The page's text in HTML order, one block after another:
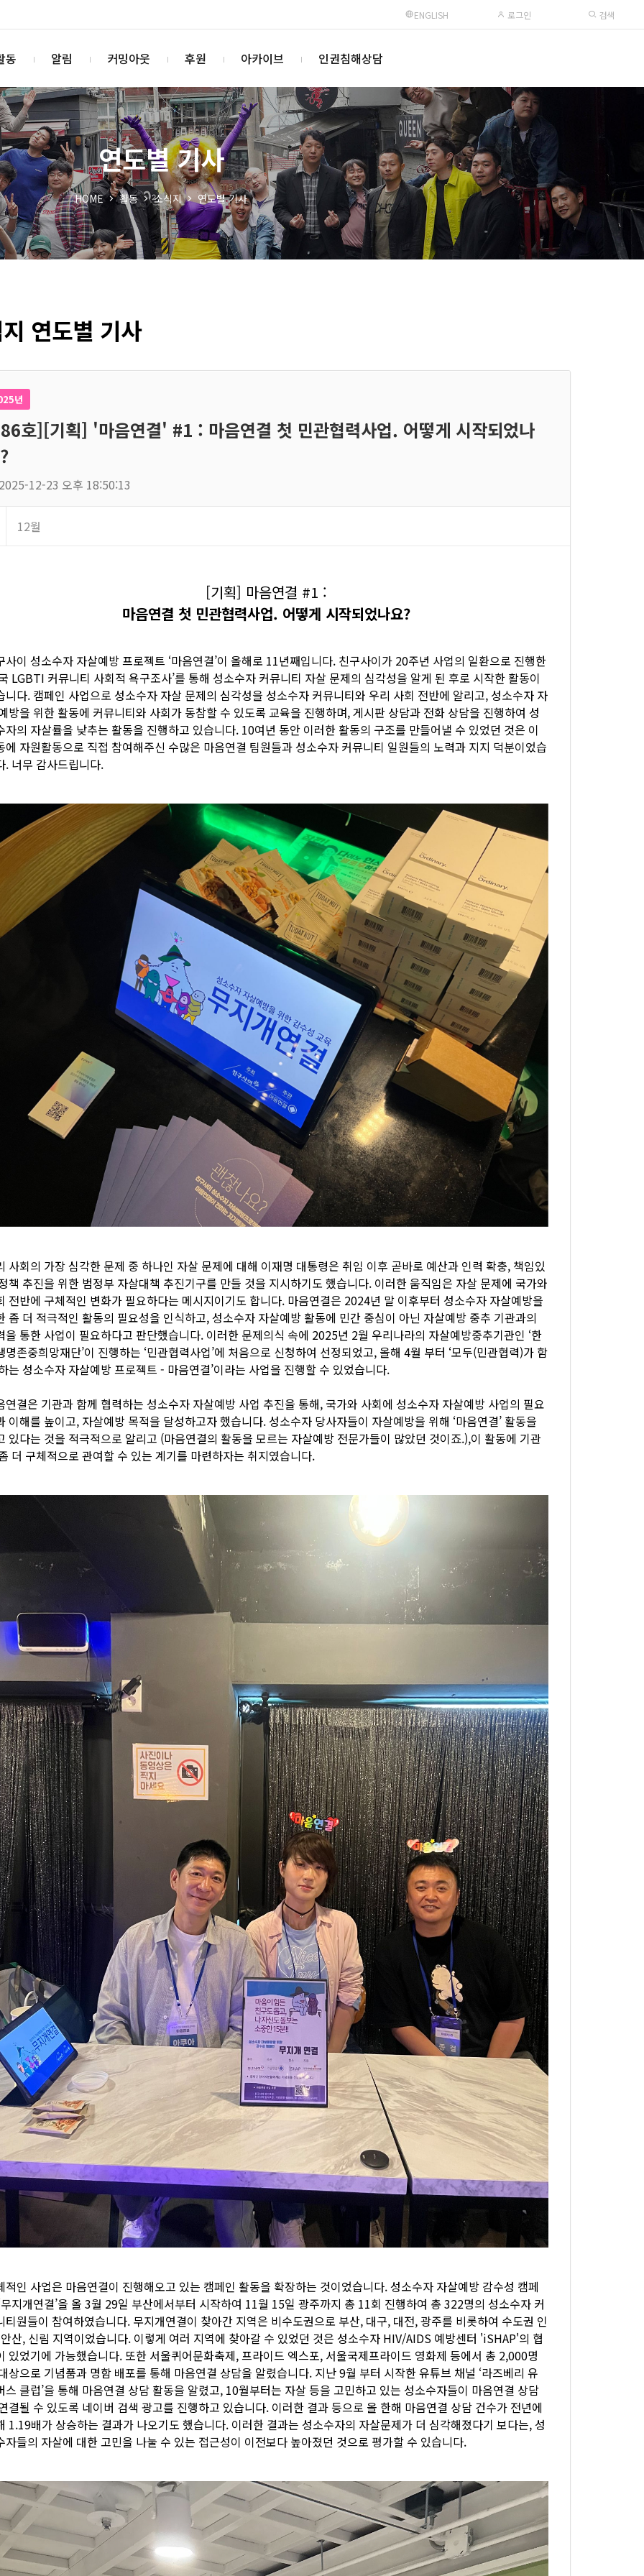
ENGLISH 로그인 검색
동 알림 커밍아웃 후원 아카이브 인권침해상담
연도별 기사
HOME 활동 소식지 연도별 기사
연도별 기사
년
호][기획] '마음연결' #1 : 마음연결 첫 민관협력사업. 어떻게 시작되었나
12-23 오후 18:50:13
12월
[기획] 마음연결 #1 :
마음연결 첫 민관협력사업. 어떻게 시작되었나요?
사이 성소수자 자살예방 프로젝트 ‘마음연결’이 올해로 11년째입니다. 친구사이가 20주년 사업의 일환으로 진행한
LGBTI 커뮤니티 사회적 욕구조사’를 통해 성소수자 커뮤니티 자살 문제의 심각성을 알게 된 후로 시작한 활동이
니다. 캠페인 사업으로 성소수자 자살 문제의 심각성을 성소수자 커뮤니티와 우리 사회 전반에 알리고, 성소수자 자
방을 위한 활동에 커뮤니티와 사회가 동참할 수 있도록 교육을 진행하며, 게시판 상담과 전화 상담을 진행하여 성
자의 자살률을 낮추는 활동을 진행하고 있습니다. 10여년 동안 이러한 활동의 구조를 만들어낼 수 있었던 것은 이
에 자원활동으로 직접 참여해주신 수많은 마음연결 팀원들과 성소수자 커뮤니티 일원들의 노력과 지지 덕분이었습
. 너무 감사드립니다.
사회의 가장 심각한 문제 중 하나인 자살 문제에 대해 이재명 대통령은 취임 이후 곧바로 예산과 인력 확충, 책임있
책 추진을 위한 범정부 자살대책 추진기구를 만들 것을 지시하기도 했습니다. 이러한 움직임은 자살 문제에 국가와
전반에 구체적인 변화가 필요하다는 메시지이기도 합니다. 마음연결은 2024년 말 이후부터 성소수자 자살예방을
좀 더 적극적인 활동의 필요성을 인식하고, 성소수자 자살예방 활동에 민간 중심이 아닌 자살예방 중추 기관과의
을 통한 사업이 필요하다고 판단했습니다. 이러한 문제의식 속에 2025년 2월 우리나라의 자살예방중추기관인 ‘한
명존중희망재단’이 진행하는 ‘민관협력사업’에 처음으로 신청하여 선정되었고, 올해 4월 부터 ‘모두(민관협력)가 함
는 성소수자 자살예방 프로젝트 - 마음연결’이라는 사업을 진행할 수 있었습니다.
연결은 기관과 함께 협력하는 성소수자 자살예방 사업 추진을 통해, 국가와 사회에 성소수자 자살예방 사업의 필요
이해를 높이고, 자살예방 목적을 달성하고자 했습니다. 성소수자 당사자들이 자살예방을 위해 ‘마음연결’ 활동을
있다는 것을 적극적으로 알리고 (마음연결의 활동을 모르는 자살예방 전문가들이 많았던 것이죠.),이 활동에 기관
더 구체적으로 관여할 수 있는 계기를 마련하자는 취지였습니다.
적인 사업은 마음연결이 진행해오고 있는 캠페인 활동을 확장하는 것이었습니다. 성소수자 자살예방 감수성 캠페
무지개연결’을 올 3월 29일 부산에서부터 시작하여 11월 15일 광주까지 총 11회 진행하여 총 322명의 성소수자 커
티원들이 참여하였습니다. 무지개연결이 찾아간 지역은 비수도권으로 부산, 대구, 대전, 광주를 비롯하여 수도권 인
산, 신림 지역이었습니다. 이렇게 여러 지역에 찾아갈 수 있었던 것은 성소수자 HIV/AIDS 예방센터 'iSHAP'의 협
있었기에 가능했습니다. 또한 서울퀴어문화축제, 프라이드 엑스포, 서울국제프라이드 영화제 등에서 총 2,000명
상으로 기념품과 명함 배포를 통해 마음연결 상담을 알렸습니다. 지난 9월 부터 시작한 유튜브 채널 ‘라즈베리 유
스 클럽’을 통해 마음연결 상담 활동을 알렸고, 10월부터는 자살 등을 고민하고 있는 성소수자들이 마음연결 상담
결될 수 있도록 네이버 검색 광고를 진행하고 있습니다. 이러한 결과 등으로 올 한해 마음연결 상담 건수가 전년에
1.19배가 상승하는 결과가 나오기도 했습니다. 이러한 결과는 성소수자의 자살문제가 더 심각해졌다기 보다는, 성
자들의 자살에 대한 고민을 나눌 수 있는 접근성이 이전보다 높아졌던 것으로 평가할 수 있습니다.